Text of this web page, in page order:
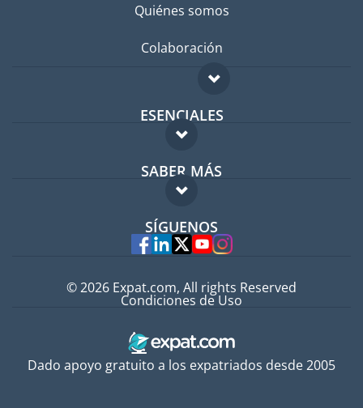
Quiénes somos
Colaboración
ESENCIALES
Foro para expatriados
Guía para expatriados
Trabajos en el extranjero
SABER MÁS
FAQ
Expertos
SÍGUENOS
Dado apoyo gratuito a los expatriados desde 2005
© 2026 Expat.com, All rights Reserved
Condiciones de Uso